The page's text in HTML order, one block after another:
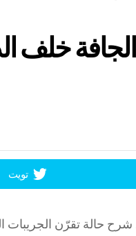
خلف
تويت
حالة تقرّن الجريبات